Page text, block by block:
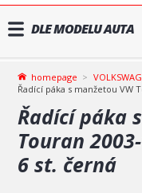
DLE MODELU AUTA
homepage
Řadící páka s manžetou VW
Řadící páka
Touran
6 st. černá